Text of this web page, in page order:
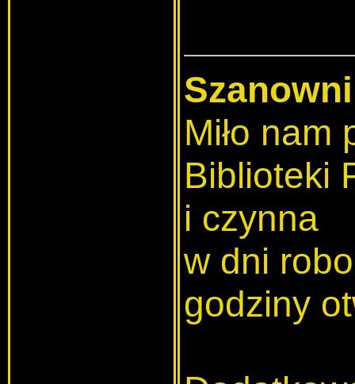
Miło
Biblioteki
i czynna
w dni
godziny